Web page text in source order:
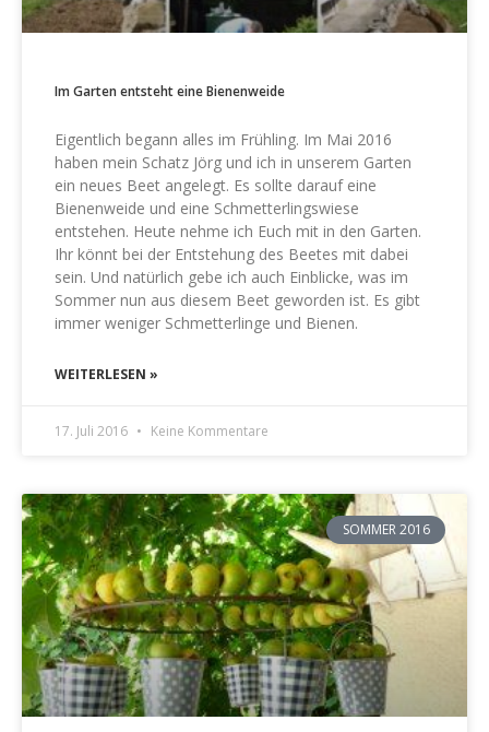
Im Garten entsteht eine Bienenweide
Eigentlich begann alles im Frühling. Im Mai 2016
haben mein Schatz Jörg und ich in unserem Garten
ein neues Beet angelegt. Es sollte darauf eine
Bienenweide und eine Schmetterlingswiese
entstehen. Heute nehme ich Euch mit in den Garten.
Ihr könnt bei der Entstehung des Beetes mit dabei
sein. Und natürlich gebe ich auch Einblicke, was im
Sommer nun aus diesem Beet geworden ist. Es gibt
immer weniger Schmetterlinge und Bienen.
WEITERLESEN »
17. Juli 2016 Keine Kommentare
SOMMER 2016